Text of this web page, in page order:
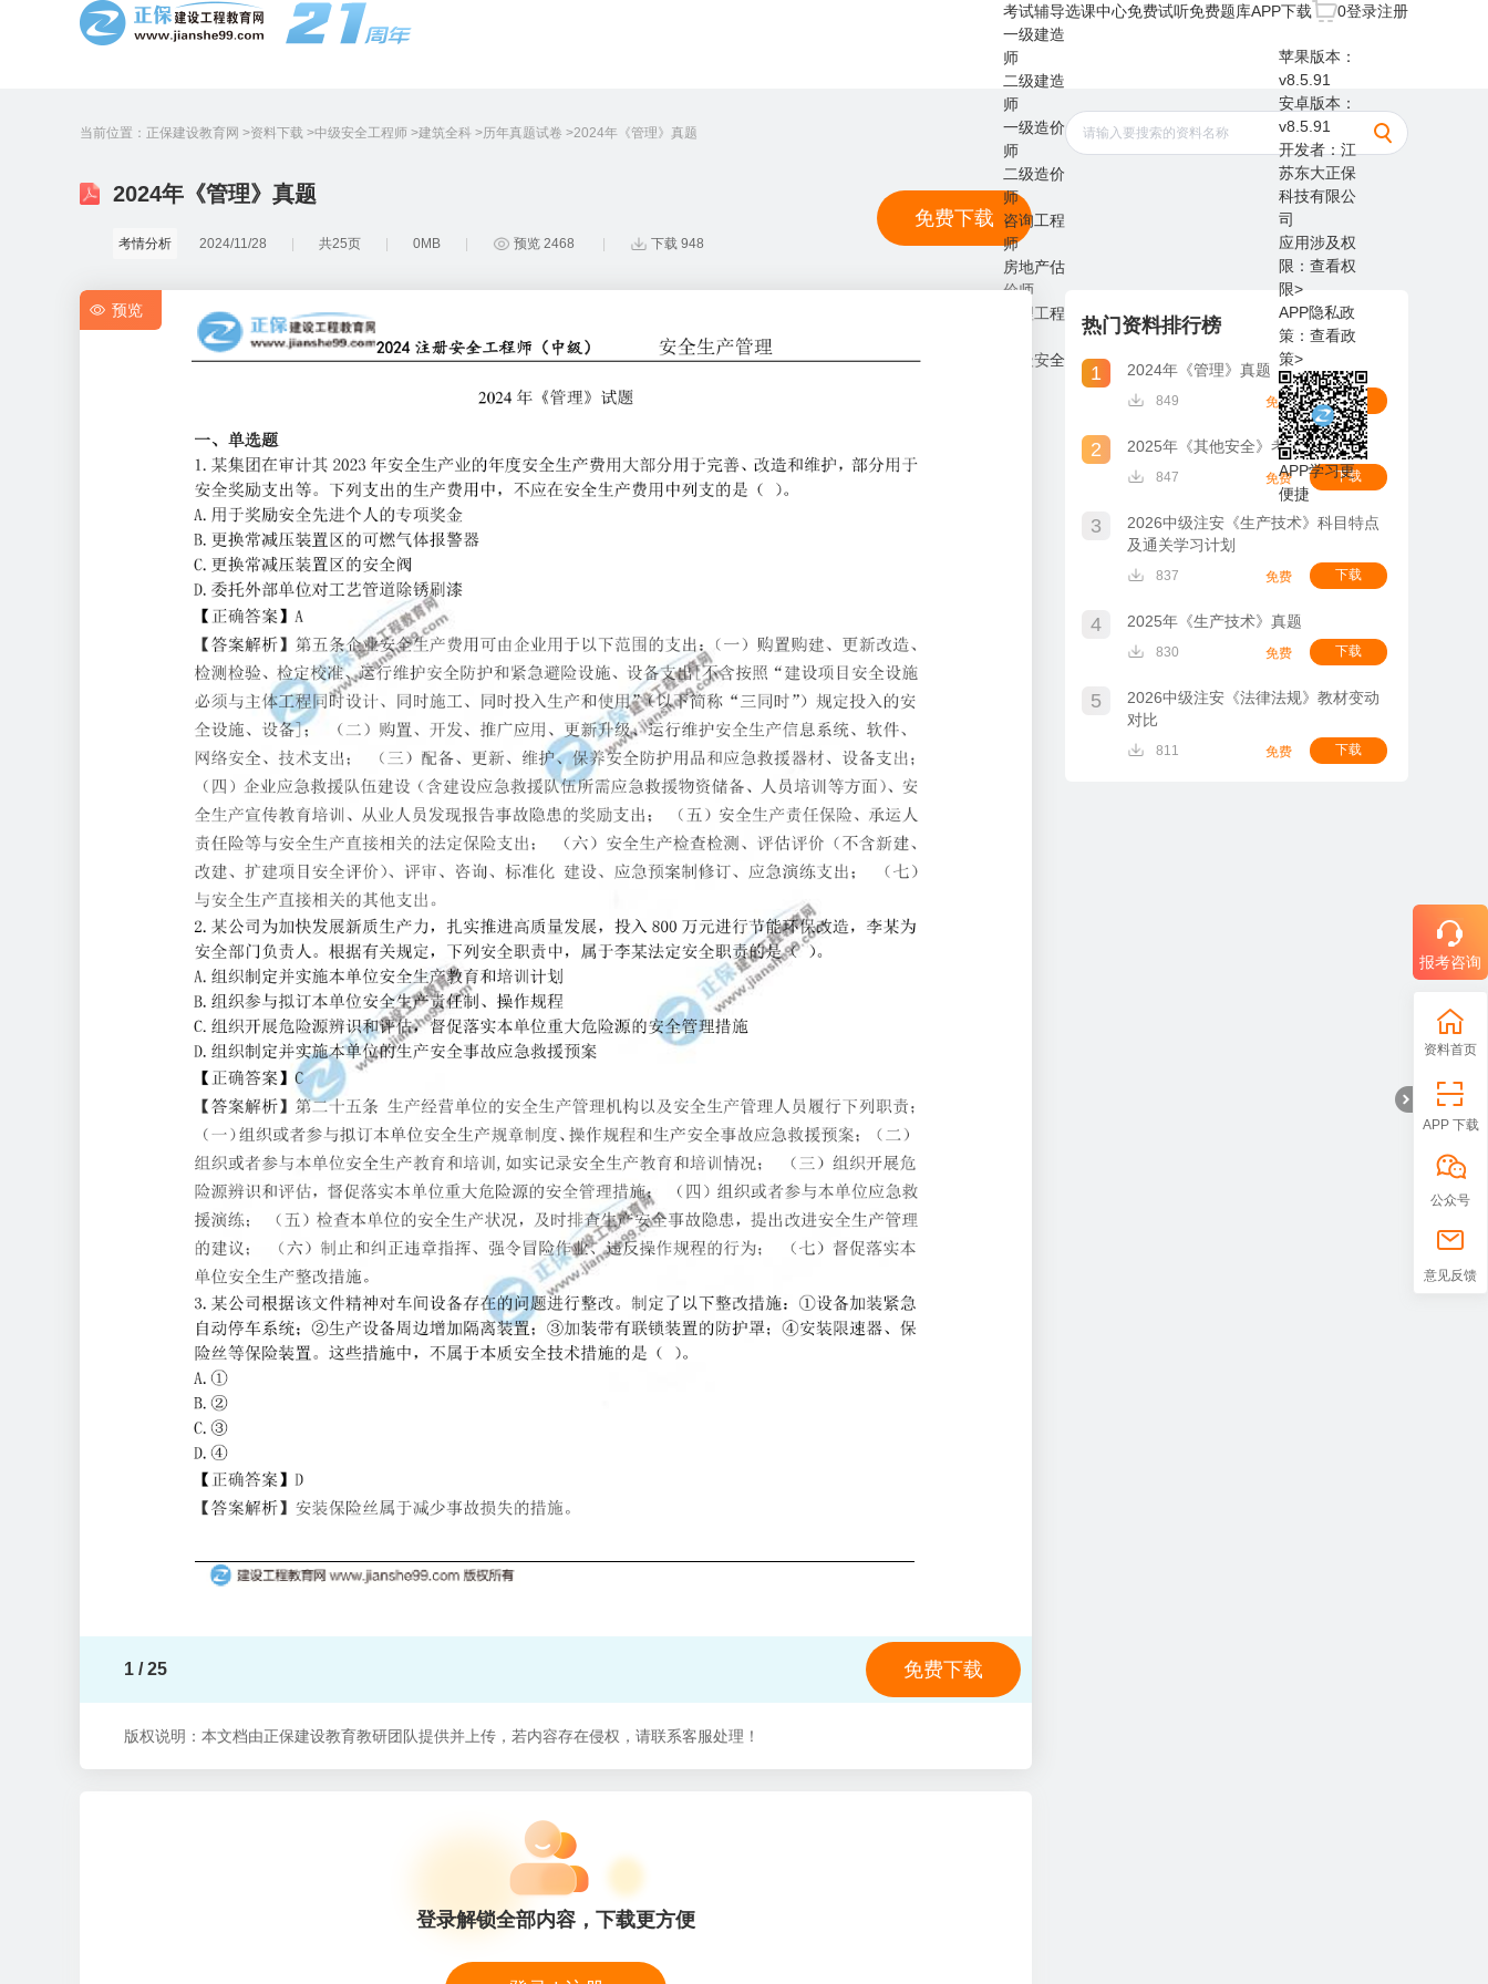
登录注册
考试辅导
一级建造
师
二级建造
师
一级造价
师
二级造价
师
咨询工程
师
房地产估
价师
监理工程
中级安全
选课中心免费试听免费题库APP下载
苹果版本：
v8.5.91
安卓版本：
v8.5.91
开发者：江
苏东大正保
科技有限公
司
应用涉及权
限： 查看权
限>
APP隐私政
策： 查看政
策>
APP学习更
便捷
0
当前位置： 正保建设教育网 资料下载 中级安全工程师 建筑全科 历年真题试卷 2024年《管理》真题
2024年《管理》真题
考情分析 2024/11/28 共25页 0MB 预览 2468 下载 948
免费下载
预览
1 / 25 免费下载
版权说明：本文档由正保建设教育教研团队提供并上传，若内容存在侵权，请联系客服处理！
登录解锁全部内容，下载更方便
热门资料排行榜
1 2024年《管理》真题
849 免费 下载
2 2025年《其他安全》考试考情分析
847 免费 下载
3
2026中级注安《生产技术》科目特点
及通关学习计划
837 免费 下载
4 2025年《生产技术》真题
830 免费 下载
5
2026中级注安《法律法规》教材变动
对比
811 免费 下载
报考咨询
资料首页
APP 下载
公众号
意见反馈